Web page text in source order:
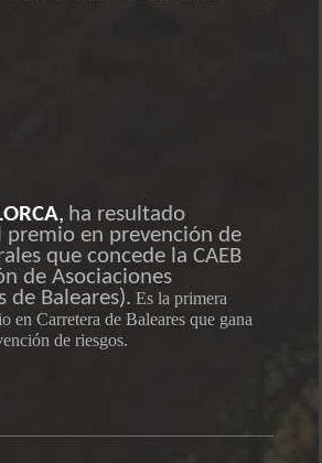
, ha resultado
premio en prevención de
que concede la CAEB
de Asociaciones
de Baleares). Es la primera
en Carretera de Baleares que gana
de riesgos.